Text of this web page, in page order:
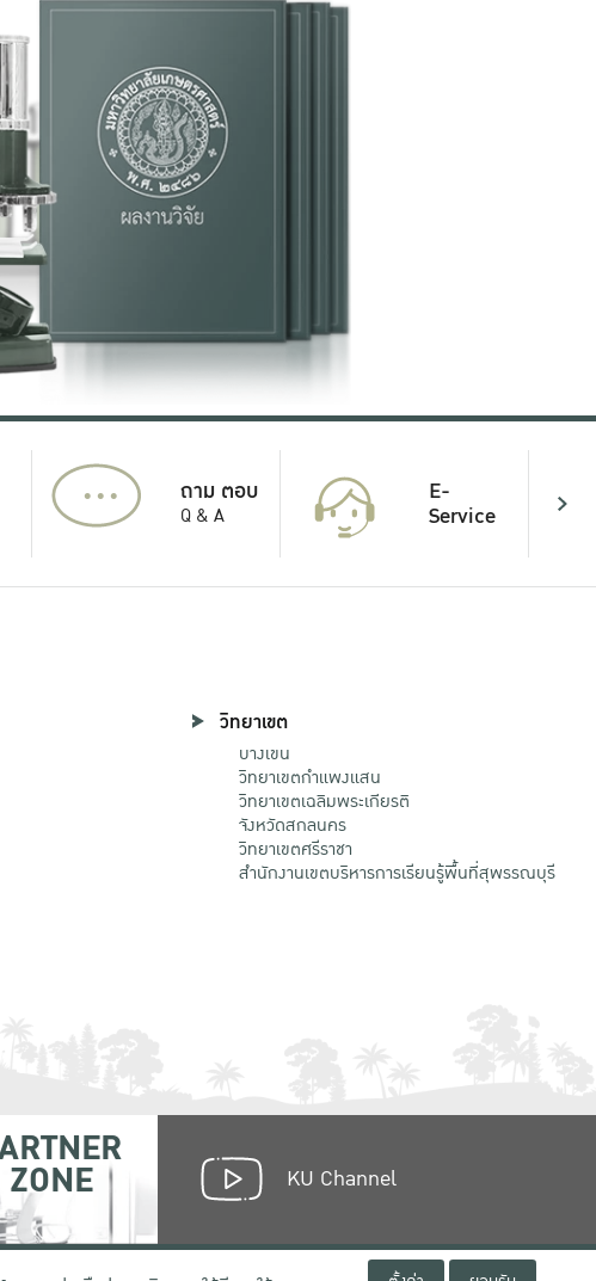
... ถาม ตอบ
Q & A
E-
Service
วิทยาเขต
บางเขน
วิทยาเขตกําแพงแสน
วิทยาเขตเฉลิมพระเกียรติ
จังหวัดสกลนคร
วิทยาเขตศรีราชา
สำนักงานเขตบริหารการเรียนรู้พื้นที่สุพรรณบุรี
ZONE KU Channel